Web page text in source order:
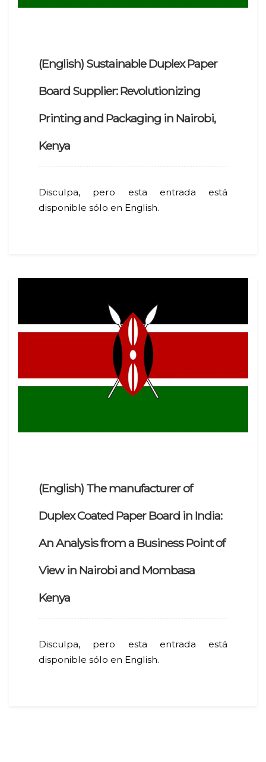
(English) Sustainable Duplex Paper
Board Supplier: Revolutionizing
Printing and Packaging in Nairobi,
Kenya
Disculpa, pero esta entrada está
disponible sólo en English.
(English) The manufacturer of
Duplex Coated Paper Board in India:
An Analysis from a Business Point of
View in Nairobi and Mombasa
Kenya
Disculpa, pero esta entrada está
disponible sólo en English.